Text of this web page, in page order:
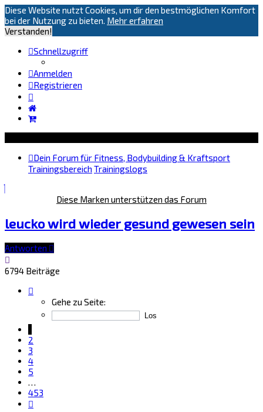
Diese Website nutzt Cookies, um dir den bestmöglichen Komfort
bei der Nutzung zu bieten. Mehr erfahren
Verstanden!
Schnellzugriff
Anmelden
Registrieren
Dein Forum für Fitness, Bodybuilding & Kraftsport
Trainingsbereich Trainingslogs
Diese Marken unterstützen das Forum
leucko wird wieder gesund gewesen sein
Antworten
6794 Beiträge
von
Gehe zu Seite:
2
3
4
5
…
453